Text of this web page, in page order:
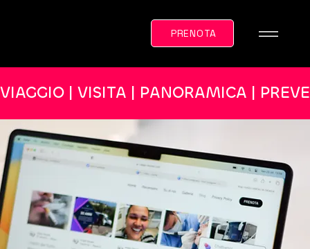
PRENOTA
VIAGGIO | VISITA | PANORAMICA |